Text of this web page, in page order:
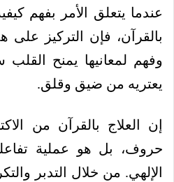
عندما يتعلق الأمر بفهم
بالقرآن، فإن التركيز
وفهم لمعانيها يمنح
يعتريه من ضيق وقلق.
إن العلاج بالقرآن من
حروف، بل هو عملية
الإلهي. من خلال التدبر